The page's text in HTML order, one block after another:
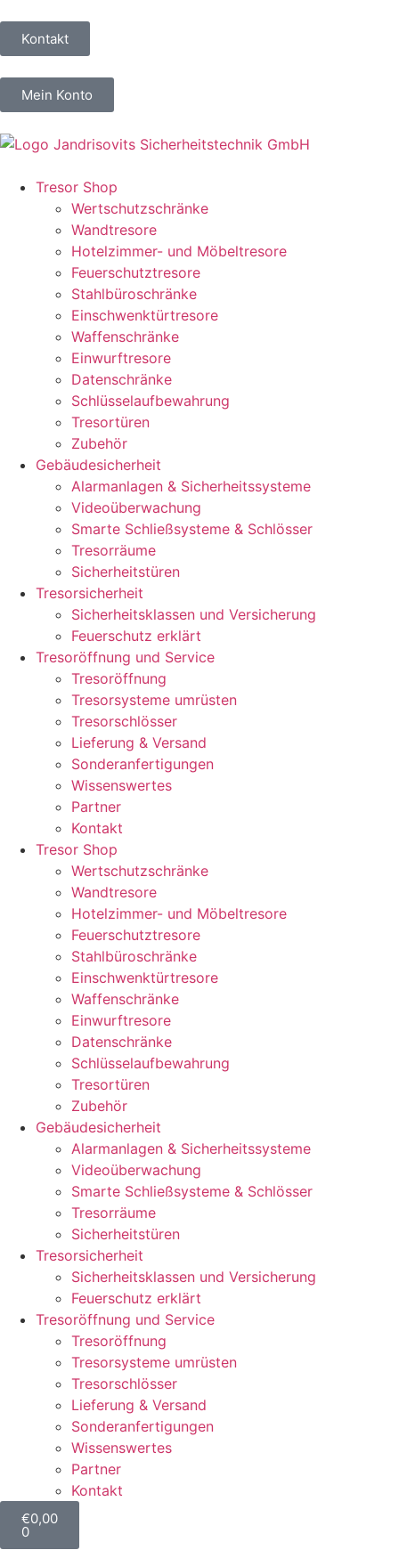
Kontakt
Mein Konto
Tresor Shop
Wertschutzschränke
Wandtresore
Hotelzimmer- und Möbeltresore
Feuerschutztresore
Stahlbüroschränke
Einschwenktürtresore
Waffenschränke
Einwurftresore
Datenschränke
Schlüsselaufbewahrung
Tresortüren
Zubehör
Gebäudesicherheit
Alarmanlagen & Sicherheitssysteme
Videoüberwachung
Smarte Schließsysteme & Schlösser
Tresorräume
Sicherheitstüren
Tresorsicherheit
Sicherheitsklassen und Versicherung
Feuerschutz erklärt
Tresoröffnung und Service
Tresoröffnung
Tresorsysteme umrüsten
Tresorschlösser
Lieferung & Versand
Sonderanfertigungen
Wissenswertes
Partner
Kontakt
Tresor Shop
Wertschutzschränke
Wandtresore
Hotelzimmer- und Möbeltresore
Feuerschutztresore
Stahlbüroschränke
Einschwenktürtresore
Waffenschränke
Einwurftresore
Datenschränke
Schlüsselaufbewahrung
Tresortüren
Zubehör
Gebäudesicherheit
Alarmanlagen & Sicherheitssysteme
Videoüberwachung
Smarte Schließsysteme & Schlösser
Tresorräume
Sicherheitstüren
Tresorsicherheit
Sicherheitsklassen und Versicherung
Feuerschutz erklärt
Tresoröffnung und Service
Tresoröffnung
Tresorsysteme umrüsten
Tresorschlösser
Lieferung & Versand
Sonderanfertigungen
Wissenswertes
Partner
Kontakt
€0,00
0